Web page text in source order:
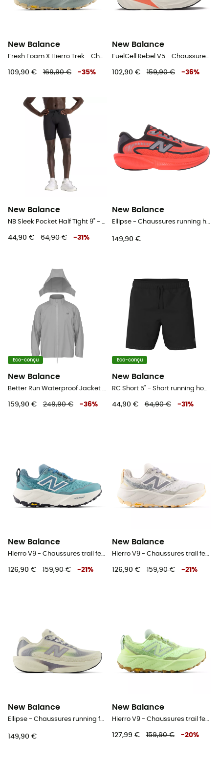
New Balance
Fresh Foam X Hierro Trek - Chaussures randonnée femme
109,90 € 169,90 € -35%
New Balance
FuelCell Rebel V5 - Chaussures running homme
102,90 € 159,90 € -36%
New Balance
NB Sleek Pocket Half Tight 9" - Cuissard running homme
44,90 € 64,90 € -31 %
New Balance
Ellipse - Chaussures running homme
149,90 €
Eco-conçu
New Balance
Better Run Waterproof Jacket - Veste running homme
159,90 € 249,90 € -36%
Eco-conçu
New Balance
RC Short 5" - Short running homme
44,90 € 64,90 € -31 %
New Balance
Hierro V9 - Chaussures trail femme
126,90 € 159,90 € -21 %
New Balance
Hierro V9 - Chaussures trail femme
126,90 € 159,90 € -21 %
New Balance
Ellipse - Chaussures running femme
149,90 €
New Balance
Hierro V9 - Chaussures trail femme
127,99 € 159,90 € -20%